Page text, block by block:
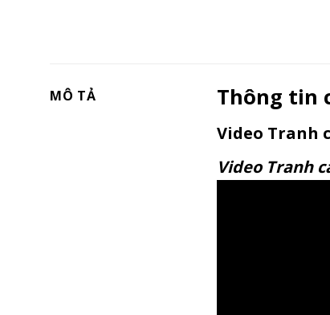
MÔ TẢ Thông tin
Video Tranh
Video Tranh